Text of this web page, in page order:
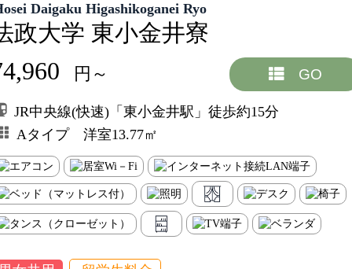
Daigaku Higashikoganei Ryo
政大学 東小金井寮
円～ GO
JR中央線(快速)「東小金井駅」徒歩約15分
Aタイプ 洋室13.77㎡